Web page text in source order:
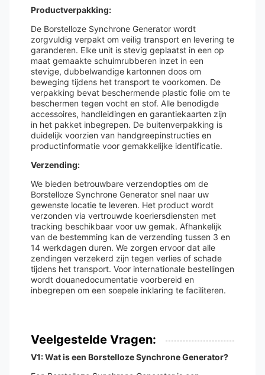
Productverpakking:
De Borstelloze Synchrone Generator wordt
zorgvuldig verpakt om veilig transport en levering te
garanderen. Elke unit is stevig geplaatst in een op
maat gemaakte schuimrubberen inzet in een
stevige, dubbelwandige kartonnen doos om
beweging tijdens het transport te voorkomen. De
verpakking bevat beschermende plastic folie om te
beschermen tegen vocht en stof. Alle benodigde
accessoires, handleidingen en garantiekaarten zijn
in het pakket inbegrepen. De buitenverpakking is
duidelijk voorzien van handgreepinstructies en
productinformatie voor gemakkelijke identificatie.
Verzending:
We bieden betrouwbare verzendopties om de
Borstelloze Synchrone Generator snel naar uw
gewenste locatie te leveren. Het product wordt
verzonden via vertrouwde koeriersdiensten met
tracking beschikbaar voor uw gemak. Afhankelijk
van de bestemming kan de verzending tussen 3 en
14 werkdagen duren. We zorgen ervoor dat alle
zendingen verzekerd zijn tegen verlies of schade
tijdens het transport. Voor internationale bestellingen
wordt douanedocumentatie voorbereid en
inbegrepen om een soepele inklaring te faciliteren.
Veelgestelde Vragen:
V1: Wat is een Borstelloze Synchrone Generator?